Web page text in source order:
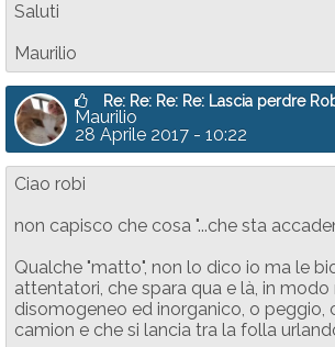
Saluti
Maurilio
Re: Re: Re: Re: Lascia perdre
Maurilio
28 Aprile 2017 - 10:22
Ciao robi
non capisco che cosa "...che sta
Qualche "matto", non lo dico io ma le
attentatori, che spara qua e là, in
disomogeneo ed inorganico, o peggio,
camion e che si lancia tra la folla